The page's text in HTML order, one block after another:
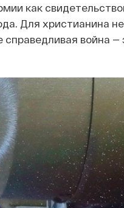
как
Для христианина
война —